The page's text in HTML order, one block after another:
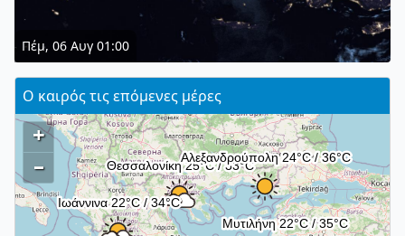
Πέμ, 06 Αυγ 01:00
Ο καιρός τις επόμενες μέρες
+
–